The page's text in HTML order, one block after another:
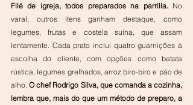
Filé de igreja, todos preparados na parrilla. No
varal, outros itens ganham destaque, como
legumes, frutas e costela suína, que assam
lentamente. Cada prato inclui quatro guarnições à
escolha do cliente, com opções como batata
rústica, legumes grelhados, arroz biro-biro e pão de
alho. O chef Rodrigo Silva, que comanda a cozinha,
lembra que, mais do que um método de preparo, a